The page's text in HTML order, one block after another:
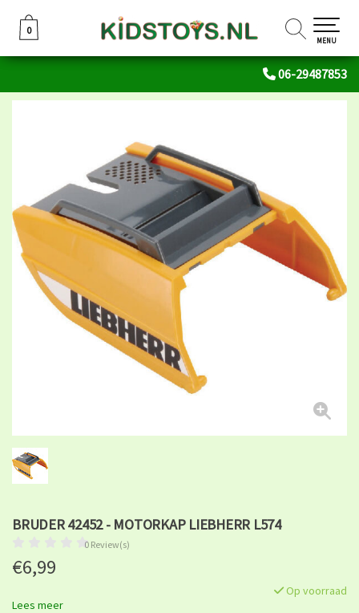
06-29487853
0
0
MENU
BRUDER 42452 - MOTORKAP LIEBHERR L574
0 Review(s)
€6,99
Op voorraad
Lees meer